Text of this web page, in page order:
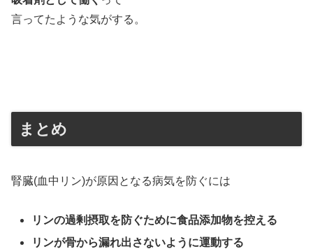
言ってたような気がする。
まとめ
腎臓(血中リン)が原因となる病気を防ぐには
リンの過剰摂取を防ぐために食品添加物を控える
リンが骨から漏れ出さないように運動する